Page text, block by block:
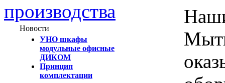
производства
Новости
УНО шкафы
модульные офисные
ДИКОМ
Принцип
комплектации